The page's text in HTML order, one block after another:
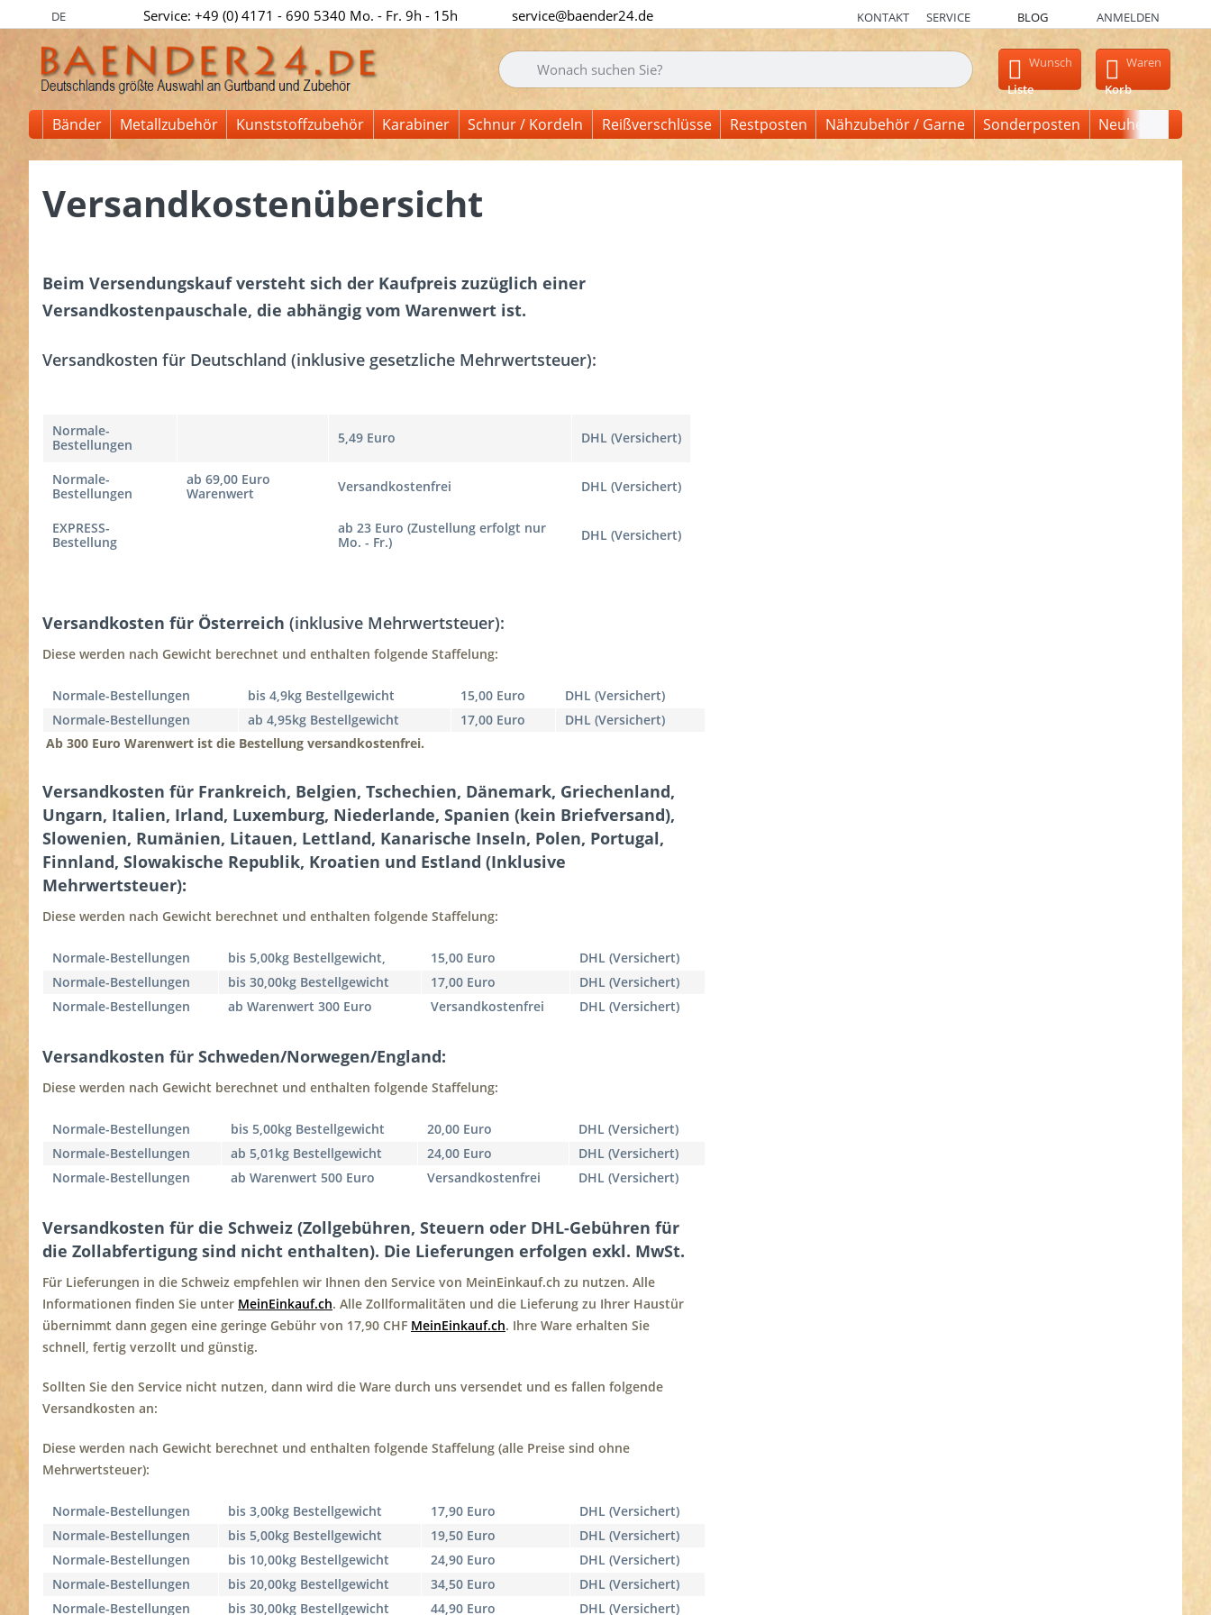
DE Service: +49 (0) 4171 - 690 5340 Mo. - Fr. 9h - 15h service@baender24.de KONTAKT SERVICE BLOG ANMELDEN
Geben Sie einen Suchbegriff ein. Während Sie tippen, erscheinen automatisch erste Ergebnisse. Drücken Sie die
Wunsch
Liste
Waren
Korb
Bänder Metallzubehör Kunststoffzubehör Karabiner Schnur / Kordeln Reißverschlüsse Restposten Nähzubehör / Garne Sonderposten Neuheiten
Versandkostenübersicht
Beim Versendungskauf versteht sich der Kaufpreis zuzüglich einer
Versandkostenpauschale, die abhängig vom Warenwert ist.
Versandkosten für Deutschland (inklusive gesetzliche Mehrwertsteuer):
Normale-
Bestellungen
5,49 Euro DHL (Versichert)
Normale-
Bestellungen
ab 69,00 Euro
Warenwert
Versandkostenfrei DHL (Versichert)
EXPRESS-
Bestellung
ab 23 Euro (Zustellung erfolgt nur
Mo. - Fr.)
DHL (Versichert)
Versandkosten für Österreich (inklusive Mehrwertsteuer):
Diese werden nach Gewicht berechnet und enthalten folgende Staffelung:
Normale-Bestellungen bis 4,9kg Bestellgewicht 15,00 Euro
DHL (Versichert)
Normale-Bestellungen
ab 4,95kg Bestellgewicht 17,00 Euro
DHL (Versichert)
Ab 300 Euro Warenwert ist die Bestellung versandkostenfrei.
Versandkosten für Frankreich, Belgien, Tschechien, Dänemark, Griechenland,
Ungarn, Italien, Irland, Luxemburg, Niederlande, Spanien (kein Briefversand),
Slowenien, Rumänien, Litauen, Lettland, Kanarische Inseln, Polen, Portugal,
Finnland, Slowakische Republik, Kroatien und Estland (Inklusive
Mehrwertsteuer):
Diese werden nach Gewicht berechnet und enthalten folgende Staffelung:
Normale-Bestellungen bis 5,00kg Bestellgewicht, 15,00 Euro
DHL (Versichert)
Normale-Bestellungen
bis 30,00kg Bestellgewicht 17,00 Euro
DHL (Versichert)
Normale-Bestellungen
ab Warenwert 300 Euro Versandkostenfrei DHL (Versichert)
Versandkosten für Schweden/Norwegen/England:
Diese werden nach Gewicht berechnet und enthalten folgende Staffelung:
Normale-Bestellungen bis 5,00kg Bestellgewicht 20,00 Euro
DHL (Versichert)
Normale-Bestellungen
ab 5,01kg Bestellgewicht 24,00 Euro
DHL (Versichert)
Normale-Bestellungen
ab Warenwert 500 Euro Versandkostenfrei DHL (Versichert)
Versandkosten für die Schweiz (Zollgebühren, Steuern oder DHL-Gebühren für
die Zollabfertigung sind nicht enthalten). Die Lieferungen erfolgen exkl. MwSt.
Für Lieferungen in die Schweiz empfehlen wir Ihnen den Service von MeinEinkauf.ch zu nutzen. Alle
Informationen finden Sie unter MeinEinkauf.ch. Alle Zollformalitäten und die Lieferung zu Ihrer Haustür
übernimmt dann gegen eine geringe Gebühr von 17,90 CHF MeinEinkauf.ch. Ihre Ware erhalten Sie
schnell, fertig verzollt und günstig.
Sollten Sie den Service nicht nutzen, dann wird die Ware durch uns versendet und es fallen folgende
Versandkosten an:
Diese werden nach Gewicht berechnet und enthalten folgende Staffelung (alle Preise sind ohne
Mehrwertsteuer):
Normale-Bestellungen bis 3,00kg Bestellgewicht 17,90 Euro
DHL (Versichert)
Normale-Bestellungen
bis 5,00kg Bestellgewicht 19,50 Euro
DHL (Versichert)
Normale-Bestellungen
bis 10,00kg Bestellgewicht 24,90 Euro
DHL (Versichert)
Normale-Bestellungen
bis 20,00kg Bestellgewicht 34,50 Euro
DHL (Versichert)
Normale-Bestellungen
bis 30,00kg Bestellgewicht 44,90 Euro DHL (Versichert)